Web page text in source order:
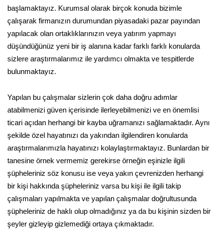
başlamaktayız. Kurumsal olarak birçok konuda bizimle
çalışarak firmanızın durumundan piyasadaki pazar payından
yapılacak olan ortaklıklarınızın veya yatırım yapmayı
düşündüğünüz yeni bir iş alanına kadar farklı farklı konularda
sizlere araştırmalarımız ile yardımcı olmakta ve tespitlerde
bulunmaktayız.
Yapılan bu çalışmalar sizlerin çok daha doğru adımlar
atabilmenizi güven içerisinde ilerleyebilmenizi ve en önemlisi
ticari açıdan herhangi bir kayba uğramanızı sağlamaktadır. Aynı
şekilde özel hayatınızı da yakından ilgilendiren konularda
araştırmalarımızla hayatınızı kolaylaştırmaktayız. Bunlardan bir
tanesine örnek vermemiz gerekirse örneğin eşinizle ilgili
şüpheleriniz söz konusu ise veya yakın çevrenizden herhangi
bir kişi hakkında şüpheleriniz varsa bu kişi ile ilgili takip
çalışmaları yapılmakta ve yapılan çalışmalar doğrultusunda
şüpheleriniz de haklı olup olmadığınız ya da bu kişinin sizden bir
şeyler gizleyip gizlemediği ortaya çıkmaktadır.